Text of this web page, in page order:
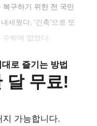
구하기 위한 전 국민
세웠다. ‘긴축’으로 또
수밖에 없었다.
로 즐기는 방법
달 무료!
가능합니다.